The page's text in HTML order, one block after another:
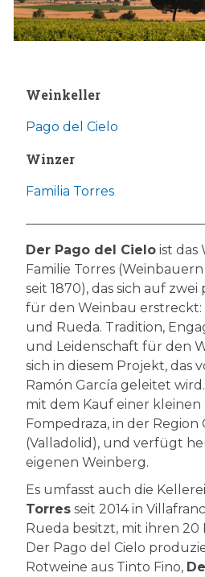
Weinkeller
Pago del Cielo
Winzer
Familia Torres
Der Pago del Cielo ist das
Familie Torres
seit 1870), das sich auf
für den Weinbau erstreckt:
und Rueda. Tradition,
und Leidenschaft für den
sich in diesem Projekt, das
Ramón García geleitet
mit dem Kauf einer kleinen
Fompedraza, in der Region
(Valladolid), und verfügt
eigenen Weinberg.
Es umfasst auch die
Torres seit 2014 in
Rueda besitzt, mit ihren
Der Pago del Cielo
Rotweine aus Tinto Fino,